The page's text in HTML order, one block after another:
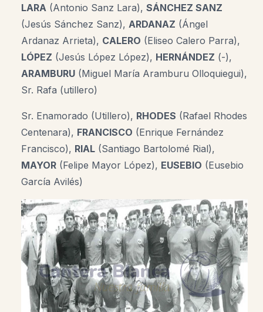
LARA (Antonio Sanz Lara), SÁNCHEZ SANZ
(Jesús Sánchez Sanz), ARDANAZ (Ángel
Ardanaz Arrieta), CALERO (Eliseo Calero Parra),
LÓPEZ (Jesús López López), HERNÁNDEZ (-),
ARAMBURU (Miguel María Aramburu Olloquiegui),
Sr. Rafa (utillero)
Sr. Enamorado (Utillero), RHODES (Rafael Rhodes
Centenara), FRANCISCO (Enrique Fernández
Francisco), RIAL (Santiago Bartolomé Rial),
MAYOR (Felipe Mayor López), EUSEBIO (Eusebio
García Avilés)